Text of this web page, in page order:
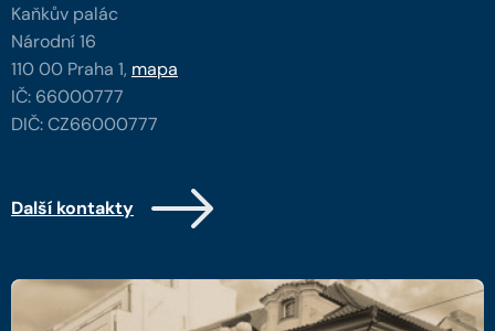
Kaňkův palác
Národní 16
110 00 Praha 1, mapa
IČ: 66000777
DIČ: CZ66000777
Další kontakty